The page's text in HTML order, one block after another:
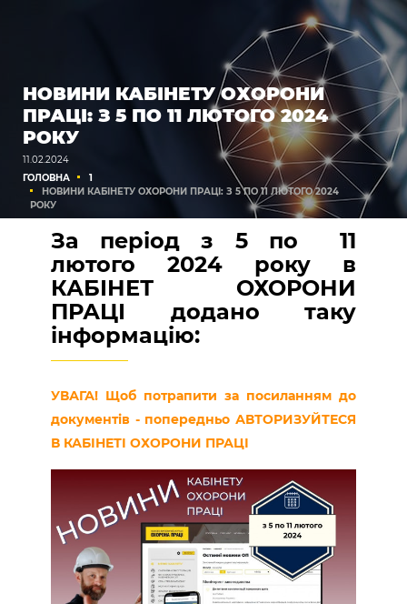
НОВИНИ КАБІНЕТУ ОХОРОНИ
ПРАЦІ: З 5 ПО 11 ЛЮТОГО 2024
РОКУ
11.02.2024
ГОЛОВНА
1
НОВИНИ КАБІНЕТУ ОХОРОНИ ПРАЦІ: З 5 ПО 11 ЛЮТОГО 2024
РОКУ
За період з 5 по 11
лютого 2024 року в
КАБІНЕТ ОХОРОНИ
ПРАЦІ додано таку
інформацію:
УВАГА! Щоб потрапити за посиланням до
документів - попередньо АВТОРИЗУЙТЕСЯ
В КАБІНЕТІ ОХОРОНИ ПРАЦІ